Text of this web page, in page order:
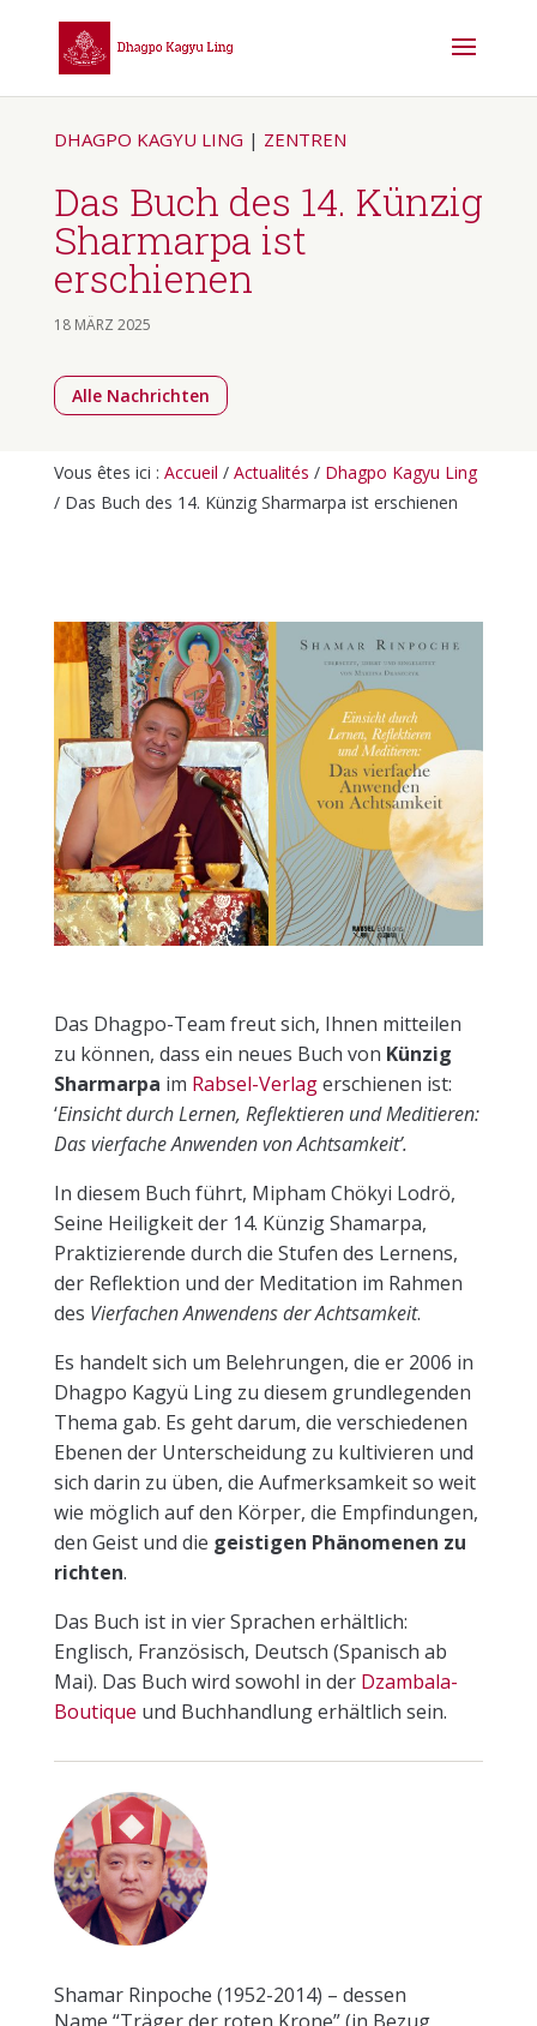
DHAGPO KAGYU LING | ZENTREN
Das Buch des 14. Künzig
Sharmarpa ist
erschienen
18 MÄRZ 2025
Alle Nachrichten
Vous êtes ici : Accueil / Actualités / Dhagpo Kagyu Ling
/ Das Buch des 14. Künzig Sharmarpa ist erschienen
Das Dhagpo-Team freut sich, Ihnen mitteilen
zu können, dass ein neues Buch von Künzig
Sharmarpa im Rabsel-Verlagerschienen ist:
‘Einsicht durch Lernen, Reflektieren und Meditieren:
Das vierfache Anwenden von Achtsamkeit’.
In diesem Buch führt, Mipham Chökyi Lodrö,
Seine Heiligkeit der 14. Künzig Shamarpa,
Praktizierende durch die Stufen des Lernens,
der Reflektion und der Meditation im Rahmen
des Vierfachen Anwendens der Achtsamkeit.
Es handelt sich um Belehrungen, die er 2006 in
Dhagpo Kagyü Ling zu diesem grundlegenden
Thema gab. Es geht darum, die verschiedenen
Ebenen der Unterscheidung zu kultivieren und
sich darin zu üben, die Aufmerksamkeit so weit
wie möglich auf den Körper, die Empfindungen,
den Geist und die geistigen Phänomenen zu
richten.
Das Buch ist in vier Sprachen erhältlich:
Englisch, Französisch, Deutsch (Spanisch ab
Mai). Das Buch wird sowohl in der Dzambala-
Boutique und Buchhandlung erhältlich sein.
Shamar Rinpoche (1952-2014) – dessen